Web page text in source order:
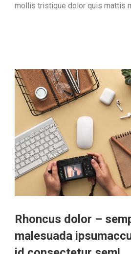
mollis tristique dolor quis mattis
Rhoncus dolor –
malesuada